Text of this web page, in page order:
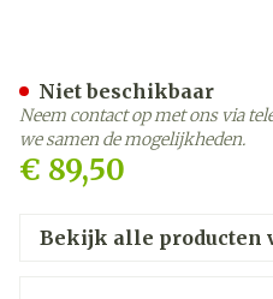
€ 89,50
Niet beschikbaar
Neem contact op met ons via
we samen de mogelijkheden.
Bekijk alle producten